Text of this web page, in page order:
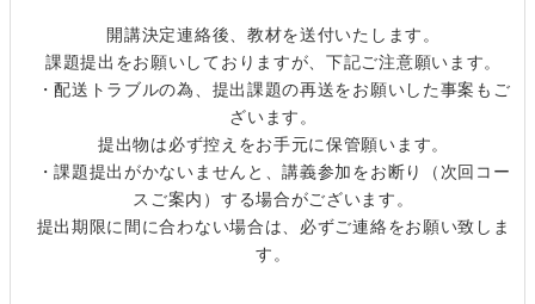
開講決定連絡後、教材を送付いたします。
課題提出をお願いしておりますが、下記ご注意願います。
・配送トラブルの為、提出課題の再送をお願いした事案もご
ざいます。
提出物は必ず控えをお手元に保管願います。
・課題提出がかないませんと、講義参加をお断り（次回コー
スご案内）する場合がございます。
提出期限に間に合わない場合は、必ずご連絡をお願い致しま
す。